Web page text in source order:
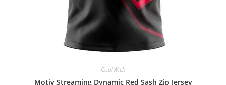
CoolWick
Motiv Streaming Dynamic Red Sash Zip Jersey